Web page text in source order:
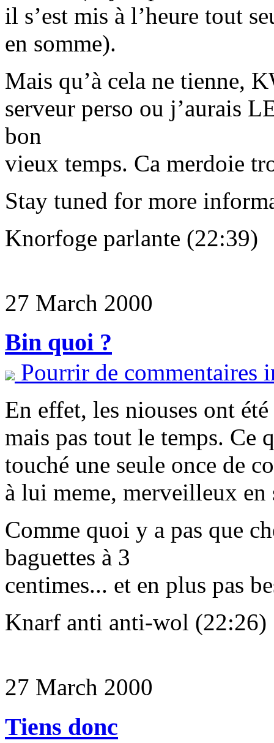
il s’est mis à l’heure tout
en somme).
Mais qu’à cela ne tienne,
serveur perso ou j’aurais
bon
vieux temps. Ca merdoie
Stay tuned for more
Knorfoge parlante (22:39)
27 March 2000
Bin quoi ?
Pourrir de commentaires
En effet, les niouses ont
mais pas tout le temps. Ce
touché une seule once de
à lui meme, merveilleux en
Comme quoi y a pas que
baguettes à 3
centimes... et en plus pas
Knarf anti anti-wol (22:26)
27 March 2000
Tiens donc